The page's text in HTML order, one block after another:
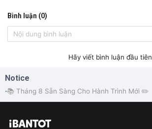
Bình luận (0)
Hãy viết bình luận đầu tiên
Notice
•📚 Tháng 8 Sẵn Sàng Cho Hành Trình Mới ✏️